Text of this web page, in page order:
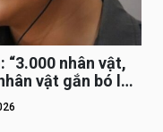
“3.000 nhân vật,
vật gắn bó lâu